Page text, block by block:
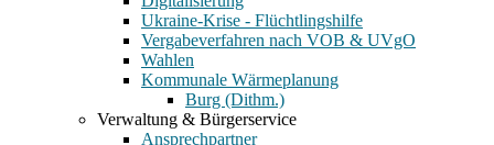
Ukraine-Krise - Flüchtlingshilfe
Vergabeverfahren nach VOB & UVgO
Wahlen
Kommunale Wärmeplanung
Burg (Dithm.)
Verwaltung & Bürgerservice
Ansprechpartner